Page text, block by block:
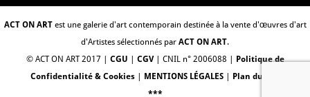
ACT ON ARTest une galerie d'art contemporain destinée à la vente d'œuvres d'art
d'Artistes sélectionnés par ACT ON ART.
© ACT ON ART 2017 | CGU CGV| CNIL n° 2006088 |
Politique de
Confidentialité & Cookies| MENTIONS LÉGALES|
Plan du Site
***